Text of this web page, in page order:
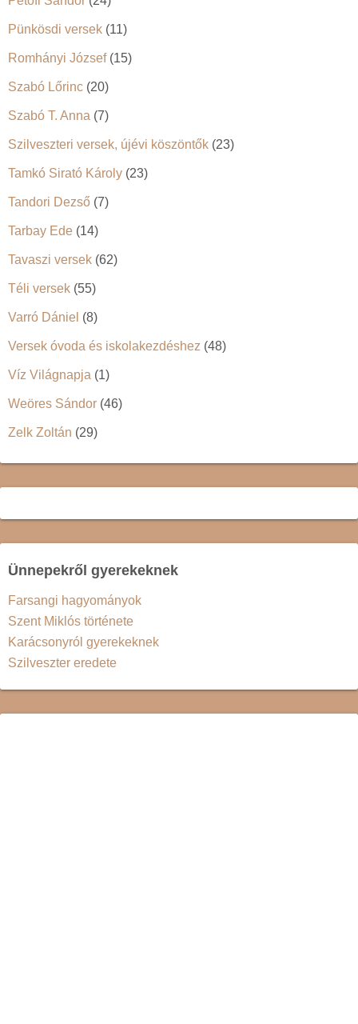
Pünkösdi versek (11)
Romhányi József(15)
Szabó Lőrinc (20)
Szabó T. Anna (7)
Szilveszteri versek, újévi köszöntők (23)
Tamkó Sirató Károly (23)
Tandori Dezső (7)
Tarbay Ede (14)
Tavaszi versek (62)
Téli versek (55)
Varró Dániel (8)
Versek óvoda és iskolakezdéshez (48)
Víz Világnapja (1)
Weöres Sándor (46)
Zelk Zoltán (29)
Ünnepekről gyerekeknek
Farsangi hagyományok
Szent Miklós története
Karácsonyról gyerekeknek
Szilveszter eredete